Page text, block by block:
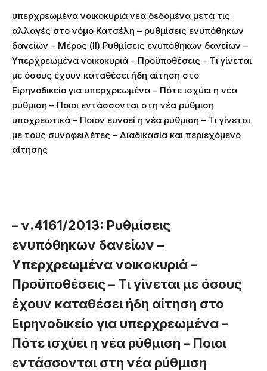
υπερχρεωμένα νοικοκυριά νέα δεδομένα μετά τις
αλλαγές στο νόμο Κατσέλη – ρυθμίσεις ενυπόθηκων
δανείων – Μέρος (II) Ρυθμίσεις ενυπόθηκων δανείων –
Υπερχρεωμένα νοικοκυριά – Προϋποθέσεις – Τι γίνεται
με όσους έχουν καταθέσει ήδη αίτηση στο
Ειρηνοδικείο για υπερχρεωμένα – Πότε ισχύει η νέα
ρύθμιση – Ποιοι εντάσσονται στη νέα ρύθμιση
υποχρεωτικά – Ποιον ευνοεί η νέα ρύθμιση – Τι γίνεται
με τους συνοφειλέτες – Διαδικασία και περιεχόμενο
αίτησης
– ν.4161/2013: Ρυθμίσεις
ενυπόθηκων δανείων –
Υπερχρεωμένα νοικοκυριά –
Προϋποθέσεις – Τι γίνεται με όσους
έχουν καταθέσει ήδη αίτηση στο
Ειρηνοδικείο για υπερχρεωμένα –
Πότε ισχύει η νέα ρύθμιση – Ποιοι
εντάσσονται στη νέα ρύθμιση